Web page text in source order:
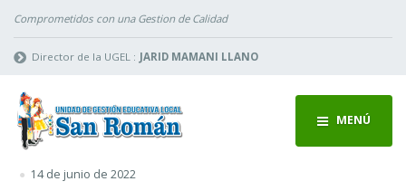
Comprometidos con una Gestion de Calidad
Director de la UGEL : JARID MAMANI LLANO
MENÚ
14 de junio de 2022